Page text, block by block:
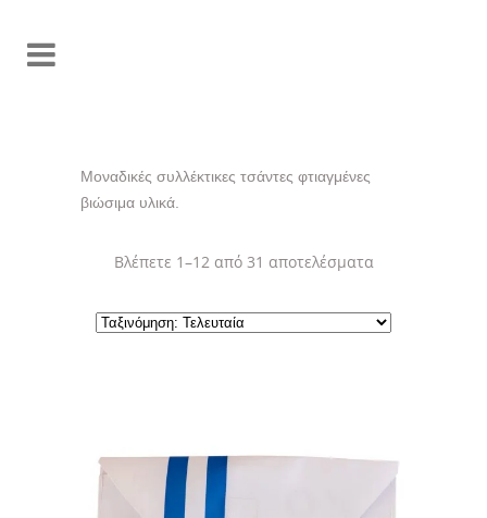
Μοναδικές συλλέκτικες τσάντες φτιαγμένες
βιώσιμα υλικά.
Βλέπετε 1–12 από 31 αποτελέσματαSorted
by